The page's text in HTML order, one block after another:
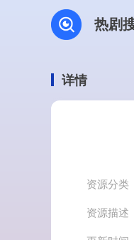
热剧
详情
资源分类
资源描述